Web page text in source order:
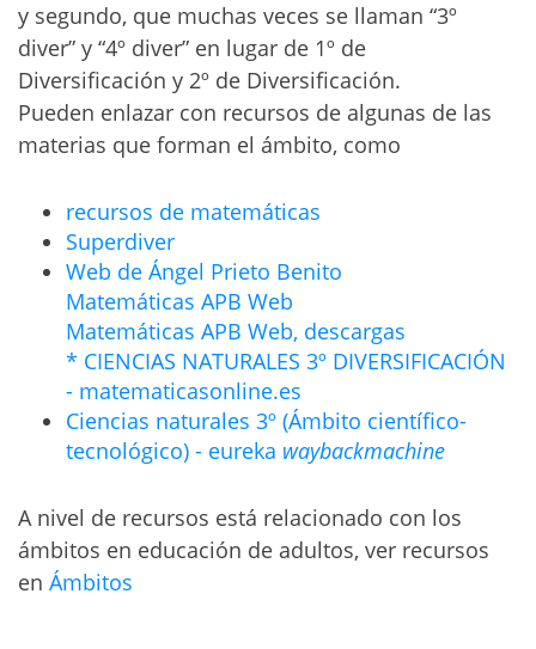
y segundo, que muchas veces se llaman “3º
diver” y “4º diver” en lugar de 1º de
Diversificación y 2º de Diversificación.
Pueden enlazar con recursos de algunas de las
materias que forman el ámbito, como
recursos de matemáticas
Superdiver
Web de Ángel Prieto Benito
Matemáticas APB Web
Matemáticas APB Web, descargas
* CIENCIAS NATURALES 3º DIVERSIFICACIÓN
- matematicasonline.es
Ciencias naturales 3º (Ámbito científico-
tecnológico) - eureka waybackmachine
A nivel de recursos está relacionado con los
ámbitos en educación de adultos, ver recursos
en Ámbitos